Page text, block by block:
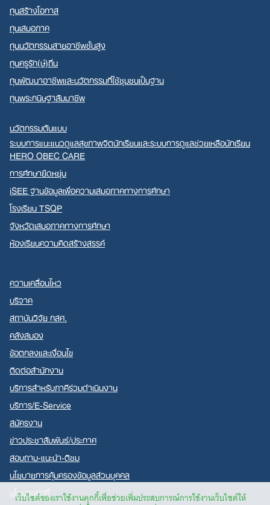
เว็บไซต์ของเราใช้งานคุกกี้เพื่อช่วยเพิ่มประสบการณ์การใช้งานเว็บไซต์ให้
ทุนสร้างโอกาส
ทุนเสมอภาค
ทุนนวัตกรรมสายอาชีพชั้นสูง
ทุนครูรัก(ษ์)ถิ่น
ทุนพัฒนาอาชีพและนวัตกรรมที่ใช้ชุมชนเป็นฐาน
ทุนพระกนิษฐาสัมมาชีพ
นวัตกรรมต้นแบบ
ระบบการแนะแนวดูแลสุขภาพจิตนักเรียนและระบบการดูแลช่วยเหลือนักเรียน
HERO OBEC CARE
การศึกษายืดหยุ่น
iSEE ฐานข้อมูลเพื่อความเสมอภาคทางการศึกษา
โรงเรียน TSQP
จังหวัดเสมอภาคทางการศึกษา
ห้องเรียนความคิดสร้างสรรค์
ความเคลื่อนไหว
บริจาค
สถาบันวิจัย กสศ.
คลังสมอง
ข้อตกลงและเงื่อนไข
ติดต่อสำนักงาน
บริการสำหรับภาคีร่วมดำเนินงาน
บริการ/E-Service
สมัครงาน
ข่าวประชาสัมพันธ์/ประกาศ
สอบถาม-แนะนำ-ติชม
นโยบายการคุ้มครองข้อมูลส่วนบุคคล
นโยบายคุกกี้